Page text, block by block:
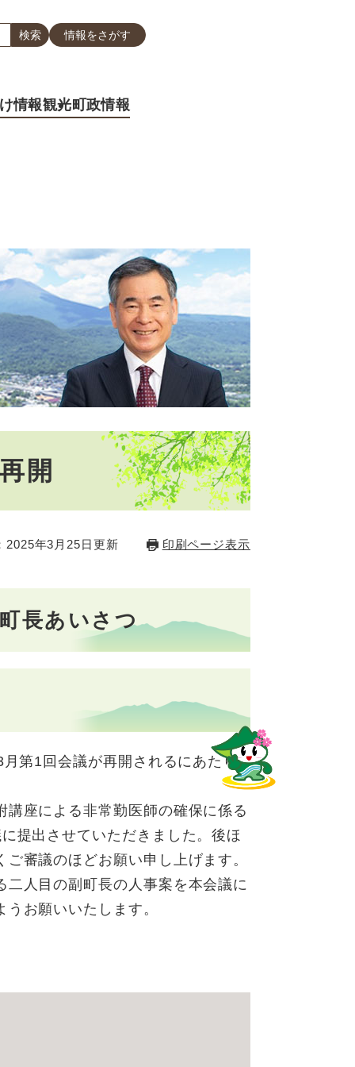
情報をさがす
情報観光町政情報
開
2025年3月25日更新 印刷ページ表示
長あいさつ
第1回会議が再開されるにあたり
座による非常勤医師の確保に係る
提出させていただきました。後ほ
審議のほどお願い申し上げます。
人目の副町長の人事案を本会議に
お願いいたします。